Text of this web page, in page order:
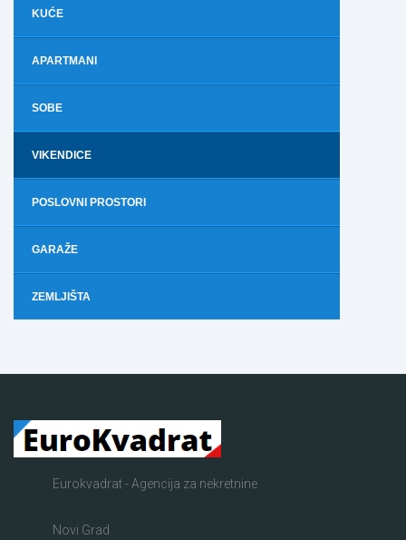
KUĆE
APARTMANI
SOBE
VIKENDICE
POSLOVNI PROSTORI
GARAŽE
ZEMLJIŠTA
Eurokvadrat - Agencija za nekretnine
Novi Grad